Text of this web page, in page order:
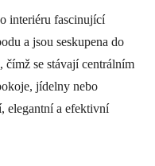
interiéru fascinující
a jsou seskupena do
se stávají centrálním
jídelny nebo
elegantní a efektivní